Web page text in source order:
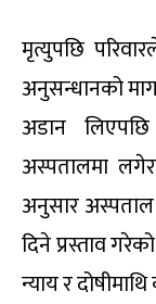
मृत्युपछि
अनुसन्धानको
अडान
अस्पतालमा लगेर
अनुसार
दिने प्रस्ताव
न्याय र